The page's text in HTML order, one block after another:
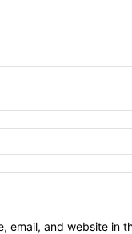
email, and website in